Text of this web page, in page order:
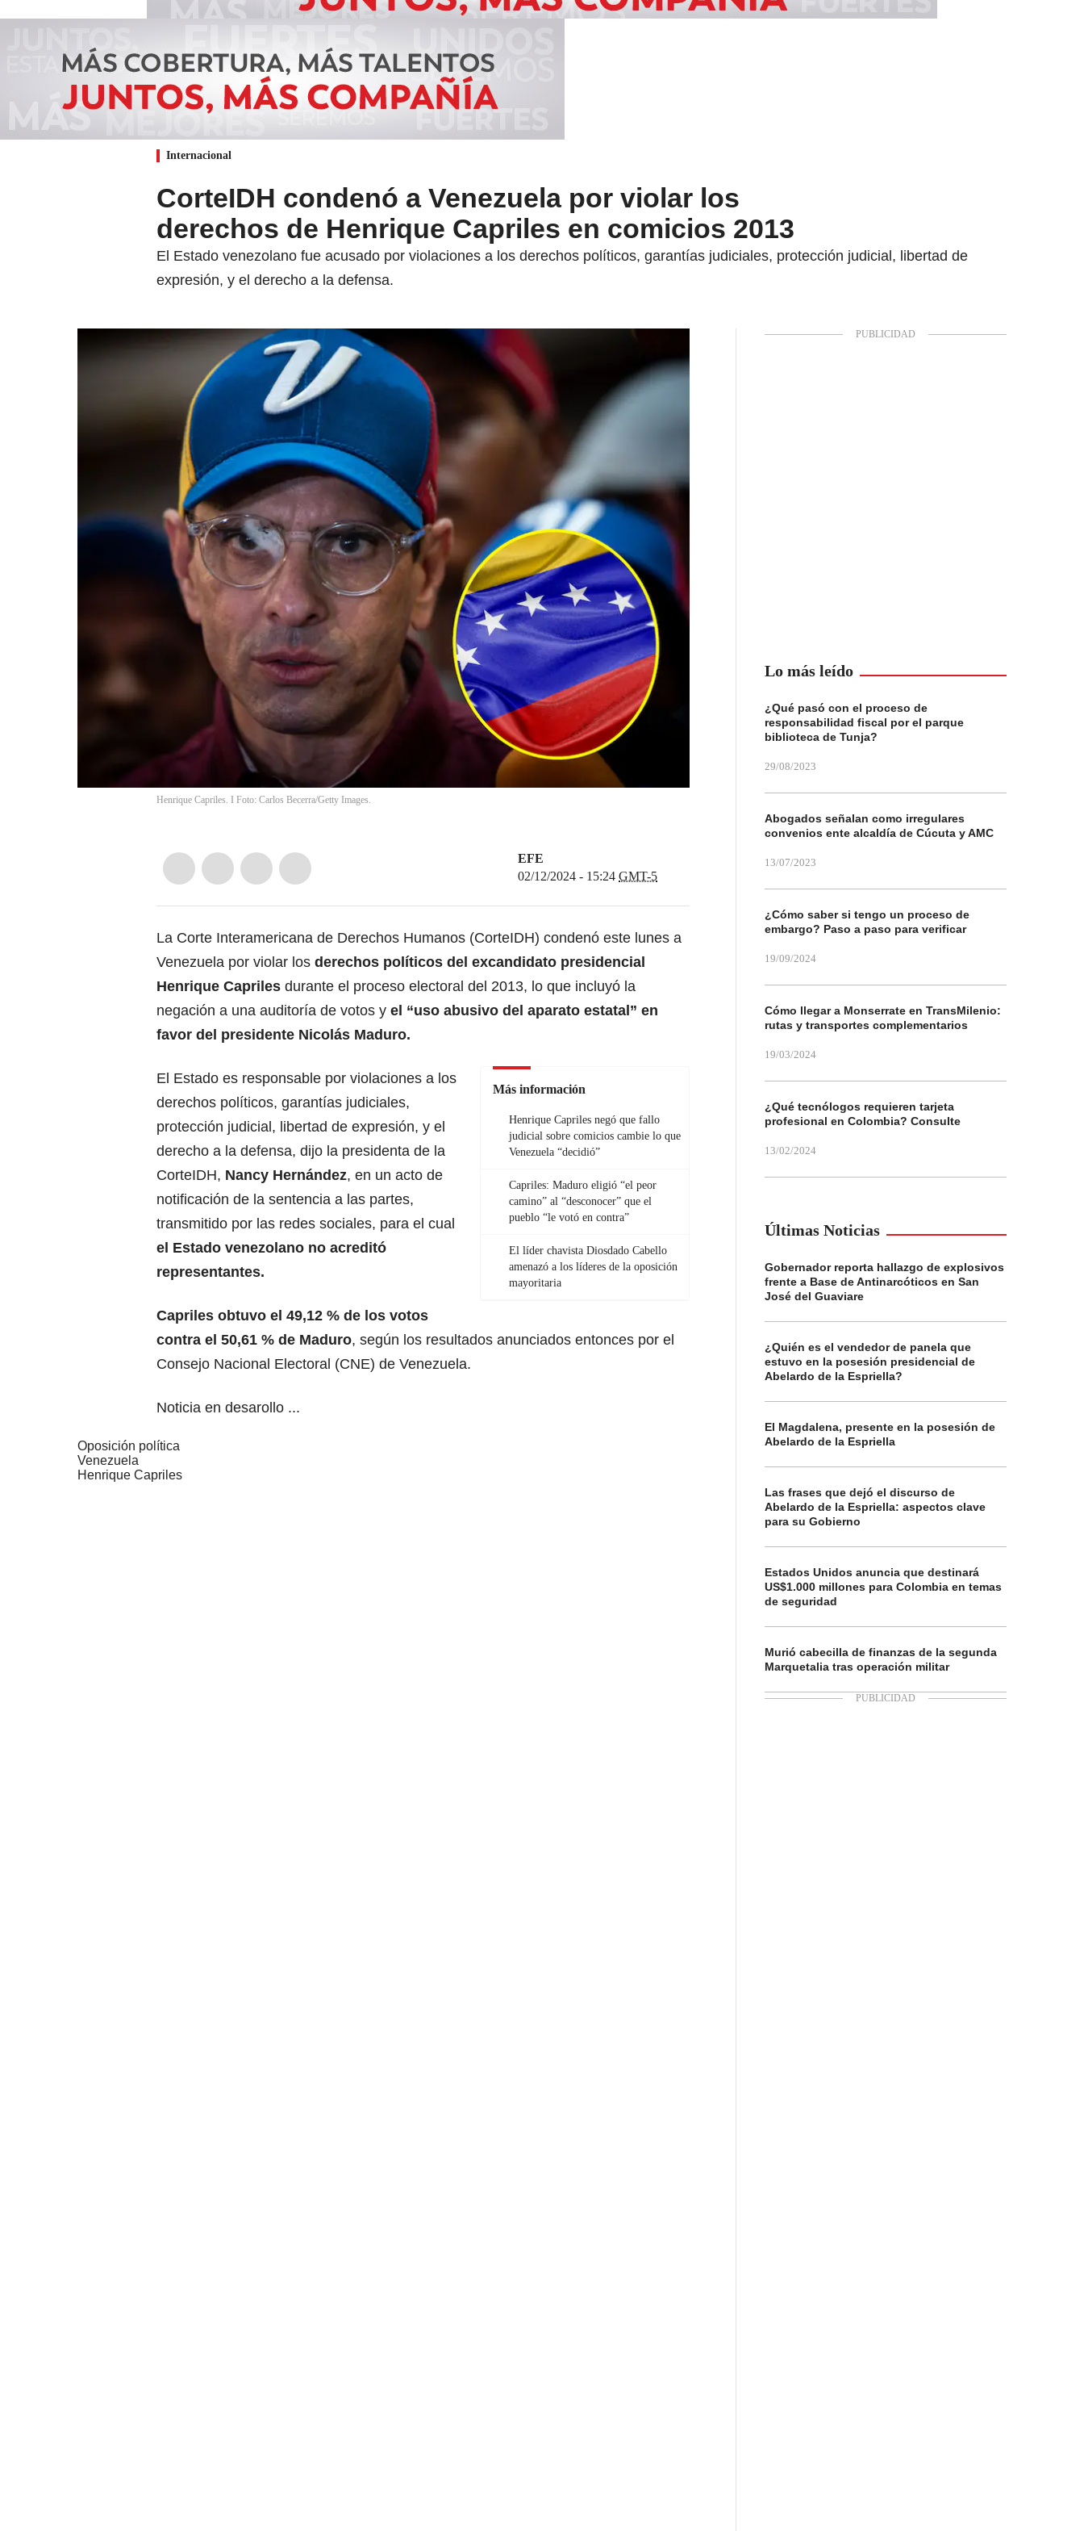
Internacional
CorteIDH condenó a Venezuela por violar los
derechos de Henrique Capriles en comicios 2013
El Estado venezolano fue acusado por violaciones a los derechos políticos, garantías judiciales, protección judicial, libertad de
expresión, y el derecho a la defensa.
Henrique Capriles. I Foto: Carlos Becerra/Getty Images.
EFE
02/12/2024 - 15:24 GMT-5
La Corte Interamericana de Derechos Humanos (CorteIDH) condenó este lunes a
Venezuela por violar los derechos políticos del excandidato presidencial
Henrique Capriles durante el proceso electoral del 2013, lo que incluyó la
negación a una auditoría de votos y el “uso abusivo del aparato estatal” en
favor del presidente Nicolás Maduro.
Más información
Henrique Capriles negó que fallo
judicial sobre comicios cambie lo que
Venezuela “decidió”
Capriles: Maduro eligió “el peor
camino” al “desconocer” que el
pueblo “le votó en contra”
El líder chavista Diosdado Cabello
amenazó a los líderes de la oposición
mayoritaria
El Estado es responsable por violaciones a los
derechos políticos, garantías judiciales,
protección judicial, libertad de expresión, y el
derecho a la defensa, dijo la presidenta de la
CorteIDH, Nancy Hernández, en un acto de
notificación de la sentencia a las partes,
transmitido por las redes sociales, para el cual
el Estado venezolano no acreditó
representantes.
Capriles obtuvo el 49,12 % de los votos
contra el 50,61 % de Maduro, según los resultados anunciados entonces por el
Consejo Nacional Electoral (CNE) de Venezuela.
Noticia en desarollo ...
Oposición política
Venezuela
Henrique Capriles
Lo más leído
¿Qué pasó con el proceso de
responsabilidad fiscal por el parque
biblioteca de Tunja?
29/08/2023
Abogados señalan como irregulares
convenios ente alcaldía de Cúcuta y AMC
13/07/2023
¿Cómo saber si tengo un proceso de
embargo? Paso a paso para verificar
19/09/2024
Cómo llegar a Monserrate en TransMilenio:
rutas y transportes complementarios
19/03/2024
¿Qué tecnólogos requieren tarjeta
profesional en Colombia? Consulte
13/02/2024
Últimas Noticias
Gobernador reporta hallazgo de explosivos
frente a Base de Antinarcóticos en San
José del Guaviare
¿Quién es el vendedor de panela que
estuvo en la posesión presidencial de
Abelardo de la Espriella?
El Magdalena, presente en la posesión de
Abelardo de la Espriella
Las frases que dejó el discurso de
Abelardo de la Espriella: aspectos clave
para su Gobierno
Estados Unidos anuncia que destinará
US$1.000 millones para Colombia en temas
de seguridad
Murió cabecilla de finanzas de la segunda
Marquetalia tras operación militar